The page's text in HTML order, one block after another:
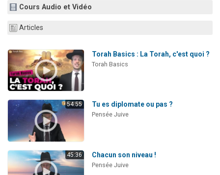
3 personnes viennent de faire un don pour Événements Torah-Box
Il reste 49 places pour étudier en groupe sur Zoom
Cours Audio et Vidéo
Articles
Torah Basics : La Torah, c'est quoi ?
Torah Basics
54:55 Tu es diplomate ou pas ?
Pensée Juive
45:36 Chacun son niveau !
Pensée Juive